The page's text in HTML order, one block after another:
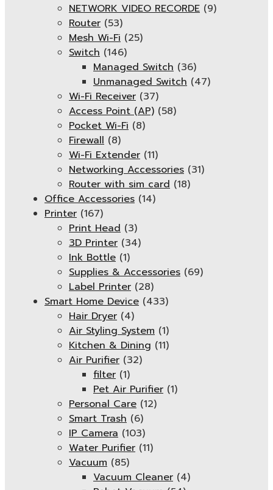
NETWORK VIDEO RECORDE (9)
Router (53)
Mesh Wi-Fi (25)
Switch (146)
Managed Switch (36)
Unmanaged Switch (47)
Wi-Fi Receiver (37)
Access Point (AP) (58)
Pocket Wi-Fi (8)
Firewall (8)
Wi-Fi Extender (11)
Networking Accessories (31)
Router with sim card (18)
Office Accessories (14)
Printer (167)
Print Head (3)
3D Printer (34)
Ink Bottle (1)
Supplies & Accessories (69)
Label Printer (28)
Smart Home Device (433)
Hair Dryer (4)
Air Styling System (1)
Kitchen & Dining (11)
Air Purifier (32)
filter (1)
Pet Air Purifier (1)
Personal Care (12)
Smart Trash (6)
IP Camera (103)
Water Purifier (11)
Vacuum (85)
Vacuum Cleaner (4)